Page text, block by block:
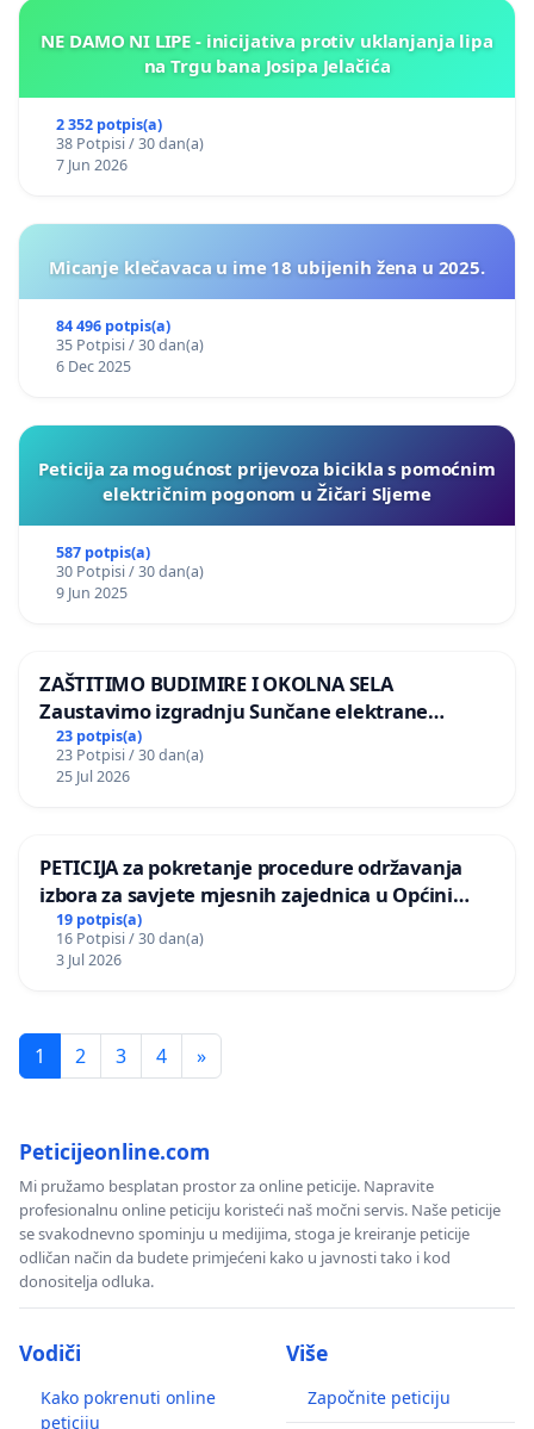
NE DAMO NI LIPE - inicijativa protiv uklanjanja lipa
na Trgu bana Josipa Jelačića
2 352 potpis(a)
38 Potpisi / 30 dan(a)
7 Jun 2026
Micanje klečavaca u ime 18 ubijenih žena u 2025.
84 496 potpis(a)
35 Potpisi / 30 dan(a)
6 Dec 2025
Peticija za mogućnost prijevoza bicikla s pomoćnim
električnim pogonom u Žičari Sljeme
587 potpis(a)
30 Potpisi / 30 dan(a)
9 Jun 2025
ZAŠTITIMO BUDIMIRE I OKOLNA SELA
Zaustavimo izgradnju Sunčane elektrane
Vedrine na području Ugljana
23 potpis(a)
23 Potpisi / 30 dan(a)
25 Jul 2026
PETICIJA za pokretanje procedure održavanja
izbora za savjete mjesnih zajednica u Općini
Bugojno
19 potpis(a)
16 Potpisi / 30 dan(a)
3 Jul 2026
1 2 3 4 »
Peticijeonline.com
Mi pružamo besplatan prostor za online peticije. Napravite
profesionalnu online peticiju koristeći naš močni servis. Naše peticije
se svakodnevno spominju u medijima, stoga je kreiranje peticije
odličan način da budete primjećeni kako u javnosti tako i kod
donositelja odluka.
Vodiči
Kako pokrenuti online
peticiju
Više
Započnite peticiju